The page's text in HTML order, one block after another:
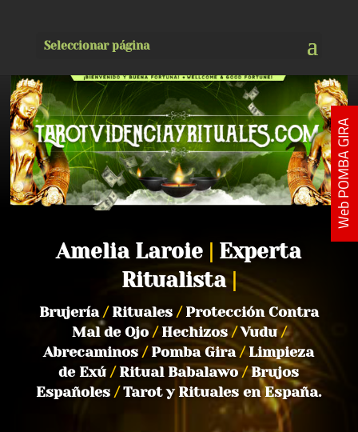
Seleccionar página
Amelia Laroie
Experta
Ritualista
Brujería /Rituales /Protección Contra
Mal de Ojo /Hechizos/Vudu/
Abrecaminos/Pomba Gira/Limpieza
de Exú/Ritual Babalawo/Brujos
Españoles/Tarot y Rituales en España.
Web POMBA GIRA